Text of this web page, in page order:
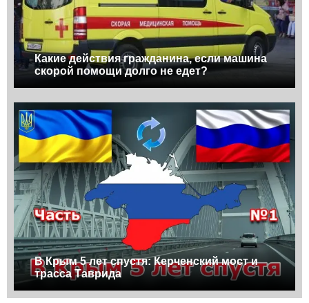
Какие действия гражданина, если машина
скорой помощи долго не едет?
В Крым 5 лет спустя: Керченский мост и
трасса Таврида